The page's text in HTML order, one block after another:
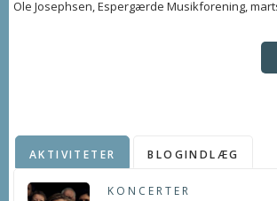
Ole Josephsen, Espergærde Musikforening,
AKTIVITETER BLOGINDLÆG
KONCERTER